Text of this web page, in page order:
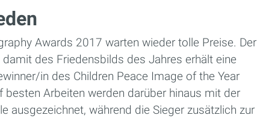
Awards 2017 warten wieder tolle Preise. Der
des Friedensbilds des Jahres erhält eine
in des Children Peace Image of the Year
Arbeiten werden darüber hinaus mit der
ausgezeichnet, während die Sieger zusätzlich zur